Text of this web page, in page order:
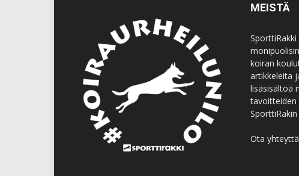
MEISTÄ
koiran
artikkeleita
lisäsisältöä
tavoitteiden
Ota